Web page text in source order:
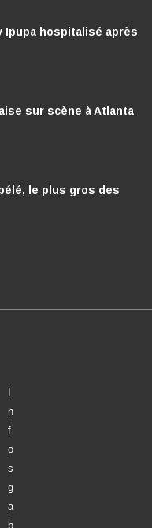
Ipupa hospitalisé après
sur scène à Atlanta
le plus gros des
n
f
o
s
g
a
b